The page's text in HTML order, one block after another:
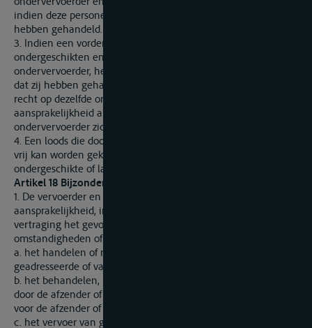
indien deze personen in de uitoefening van hun functie
hebben gehandeld.
3. Indien een vordering wordt ingesteld tegen de
ondergeschikten en lasthebbers van de vervoerder of van de
ondervervoerder, hebben deze personen, indien zij bewijzen
dat zij hebben gehandeld in de uitoefening van hun functie,
recht op dezelfde ontheffingen en dezelfde beperkingen van
aansprakelijkheid als die waarop de vervoerder of de
ondervervoerder zich krachtens dit Verdrag kan beroepen.
4. Een loods die door een autoriteit wordt aangewezen en niet
vrij kan worden gekozen, wordt niet beschouwd als
ondergeschikte of lasthebber in de zin van het eerste lid.
Artikel 18 Bijzondere ontheffingen van aansprakelijkheid
1. De vervoerder en de ondervervoerder zijn ontheven van
aansprakelijkheid, indien het verlies, de schade of de
vertraging het gevolg is van één van de hierna opgesomde
omstandigheden of risico's:
a. het handelen of nalaten van de afzender, van de
geadresseerde of van de persoon die beschikkingsbevoegd is;
b. het behandelen, laden, stuwen of lossen van de goederen
door de afzender of de geadresseerde of derden die handelen
voor de afzender of de geadresseerde;
c. het vervoer van goederen op het dek of in open ruimen,